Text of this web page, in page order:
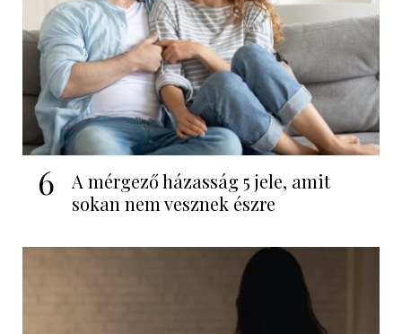
6
A mérgező házasság 5 jele, amit
sokan nem vesznek észre